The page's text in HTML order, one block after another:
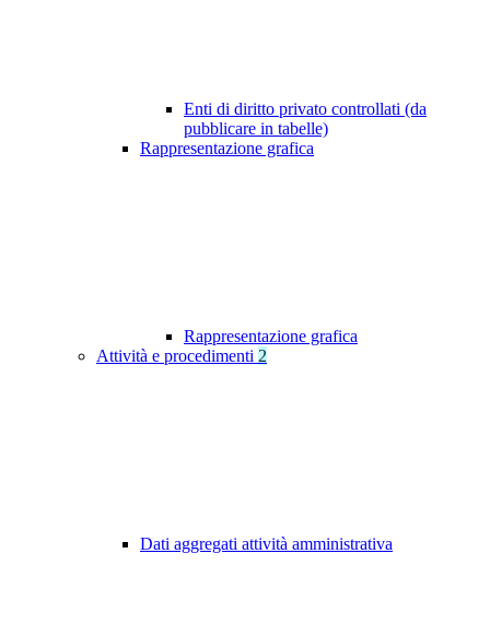
Enti di diritto privato controllati (da
pubblicare in tabelle)
Rappresentazione grafica
Rappresentazione grafica
Attività e procedimenti 2
Dati aggregati attività amministrativa